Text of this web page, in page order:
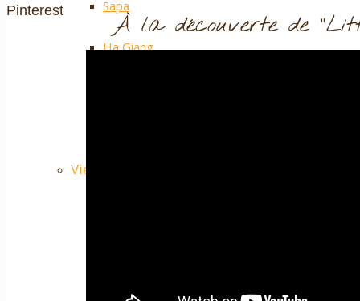
Pinterest Sapa
Ha Giang
Vietnam Centre
Nha Trang
À la découverte de